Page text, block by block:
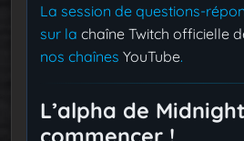
La session de questions-
sur la chaîne Twitch officielle
nos chaînes YouTube.
L’alpha de
commencer !